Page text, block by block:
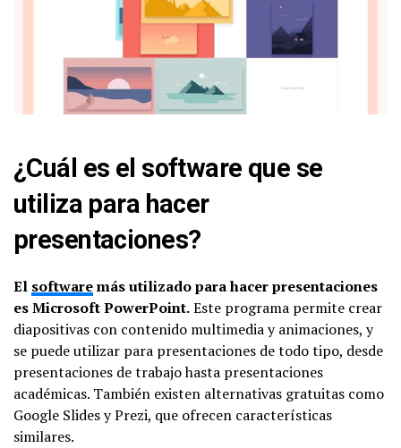
¿Cuál es el software que se
utiliza para hacer
presentaciones?
El softwaremás utilizado para hacer presentaciones
es Microsoft PowerPoint.Este programa permite crear
diapositivas con contenido multimedia y animaciones, y
se puede utilizar para presentaciones de todo tipo, desde
presentaciones de trabajo hasta presentaciones
académicas. También existen alternativas gratuitas como
Google Slides y Prezi, que ofrecen características
similares.